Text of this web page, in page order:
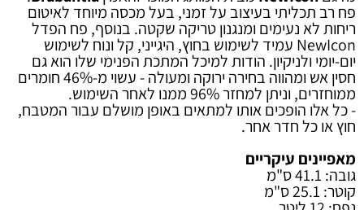
פח רב תכליתי בעיצוב על זמני, בעל מכסה מיוחד לאיטום
ריחות לא נעימים ומנגנון טריקה שקטה. בנוסף, פח הפדל
NewIcon עמיד לשימוש בחוץ, היגייני, קל ונוח לשימוש
יום-יומי ולניקיון. הודות למיכל המתכת הפנימי שלו הוא גם
חסין אש ומהווה בחירה ירוקה ומעולה - עשוי מ-46% חומרים
ממוחזרים, וניתן למחזר 96% ממנו לאחר השימוש.
- כל אלו הופכים אותו למתאים באופן מושלם עבור המטבח,
חוץ או כל חדר אחר.
מאפיינים עיקריים
גובה: 41.1 ס"מ
קוטר: 25.1 ס"מ